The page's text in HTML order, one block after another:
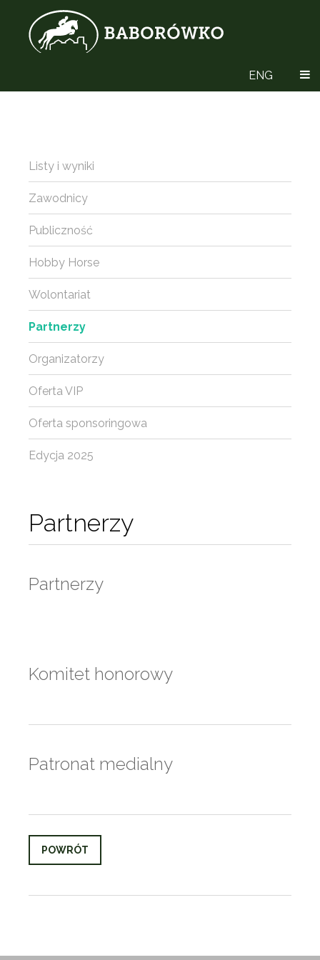
ENG
Partnerzy
Partnerzy
Komitet honorowy
Patronat medialny
POWRÓT
Listy i wyniki
Zawodnicy
Publiczność
Hobby Horse
Wolontariat
Partnerzy
Organizatorzy
Oferta VIP
Oferta sponsoringowa
Edycja 2025